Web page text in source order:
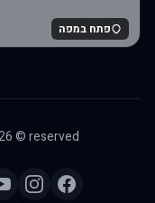
פתח במפה
© reserved